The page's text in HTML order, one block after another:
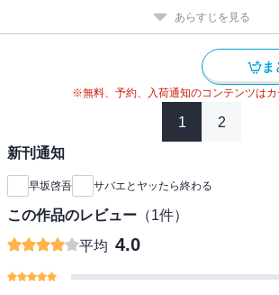
あらすじを見る
ま
※無料、予約、入荷通知のコンテンツはカ
1 2
新刊通知
早坂啓吾 サバエとヤッたら終わる
この作品のレビュー （1件）
平均 4.0